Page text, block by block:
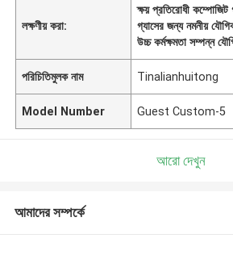
লক্ষণীয় করা:
ক্ষয় প্রতিরোধী কম্পোজিট
গ্যাসের জন্য নমনীয়
উচ্চ কর্মক্ষমতা সম্পন্ন
পরিচিতিমুলক নাম Tinalianhuitong
Model Number Guest Custom-5
আরো দেখুন
আমাদের সম্পর্কে